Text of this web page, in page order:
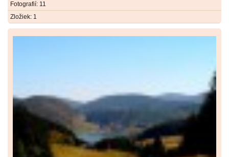
Fotografií: 11
Zložiek: 1